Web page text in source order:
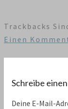
Trackbacks
Einen
Schreibe
Deine E-Mail-